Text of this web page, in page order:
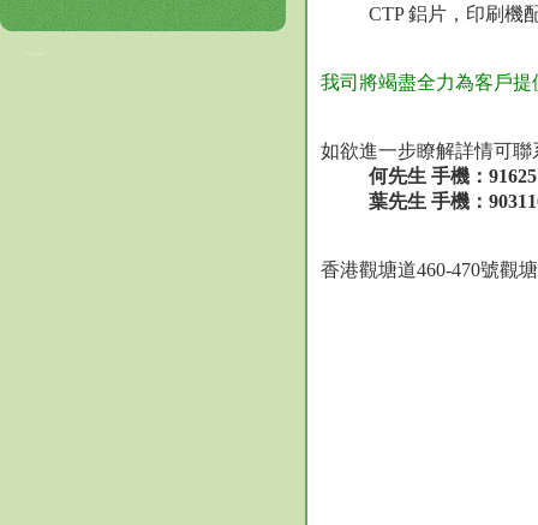
CTP 鋁片，印刷機
我司將竭盡全力為客戶
如欲進一步瞭解詳情可聯
何先生 手機：
葉先生 手機：
香港觀塘道460-